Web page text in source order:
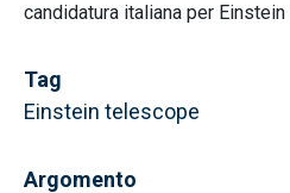
candidatura italiana per
Tag
Einstein telescope
Argomento